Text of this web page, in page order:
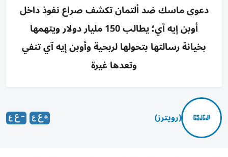
دعوى ماسك ضد ألتمان تكشف صراع نفوذ داخل
أوبن إيه آي؛ يطالب 150 مليار دولار ويتهمها
بخيانة رسالتها بتحولها لربحية وأوبن إيه آي تنفي
وتعدها غيرة
(رويترز)